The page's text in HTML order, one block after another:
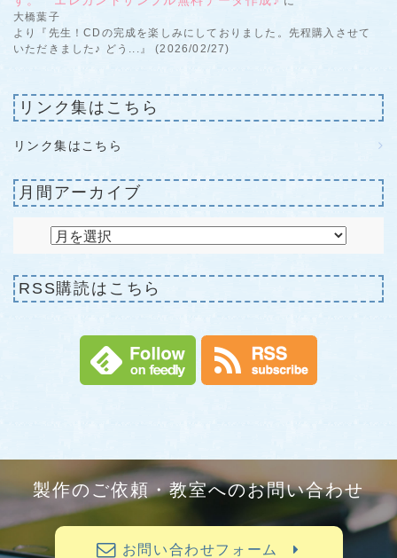
大橋葉子
より『先生！CDの完成を楽しみにしておりました。先程購入させて
いただきました♪ どう...』 (2026/02/27)
リンク集はこちら
リンク集はこちら
月間アーカイブ
RSS購読はこちら
製作のご依頼・教室へのお問い合わせ
お問い合わせフォーム